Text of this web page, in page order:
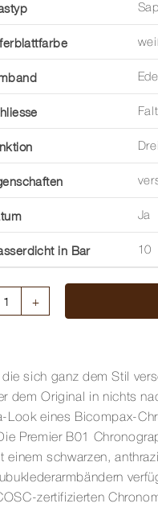
Ja
in Bar 10
MM
sich ganz dem Stil
dem Original in nichts
eines Bicompax-
Premier B01
schwarzen,
zertifizierten